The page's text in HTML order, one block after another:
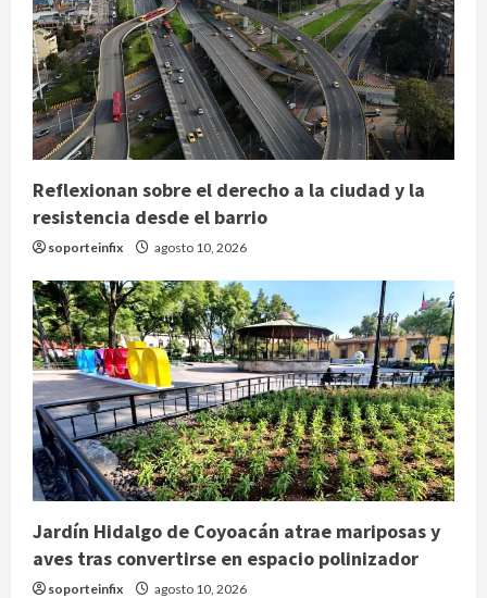
Reflexionan sobre el derecho a la ciudad y la
resistencia desde el barrio
soporteinfix agosto 10, 2026
Jardín Hidalgo de Coyoacán atrae mariposas y
aves tras convertirse en espacio polinizador
soporteinfix agosto 10, 2026